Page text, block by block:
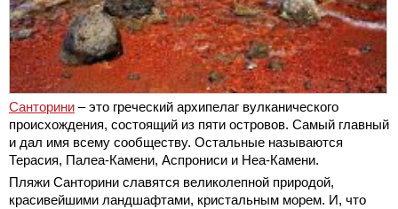
Санторини – это греческий архипелаг вулканического
происхождения, состоящий из пяти островов. Самый главный
и дал имя всему сообществу. Остальные называются
Терасия, Палеа-Камени, Аспрониси и Неа-Камени.
Пляжи Санторини славятся великолепной природой,
красивейшими ландшафтами, кристальным морем. И, что